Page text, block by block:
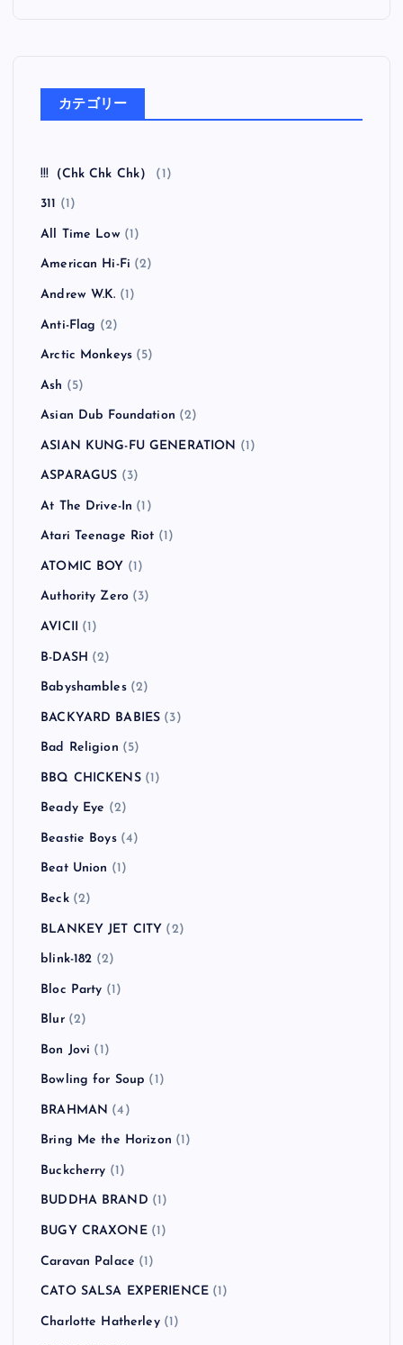
カテゴリー
!!!（Chk Chk Chk） (1)
311 (1)
All Time Low(1)
American Hi-Fi (2)
Andrew W.K. (1)
Anti-Flag (2)
Arctic Monkeys (5)
Ash (5)
Asian Dub Foundation (2)
ASIAN KUNG-FU GENERATION (1)
ASPARAGUS (3)
At The Drive-In (1)
Atari Teenage Riot (1)
ATOMIC BOY (1)
Authority Zero (3)
AVICII (1)
B-DASH (2)
Babyshambles(2)
BACKYARD BABIES (3)
Bad Religion (5)
BBQ CHICKENS(1)
Beady Eye (2)
Beastie Boys(4)
Beat Union (1)
Beck(2)
BLANKEY JET CITY (2)
blink-182 (2)
Bloc Party (1)
Blur(2)
Bon Jovi (1)
Bowling for Soup (1)
BRAHMAN (4)
Bring Me the Horizon (1)
Buckcherry (1)
BUDDHA BRAND (1)
BUGY CRAXONE(1)
Caravan Palace (1)
CATO SALSA EXPERIENCE (1)
Charlotte Hatherley(1)